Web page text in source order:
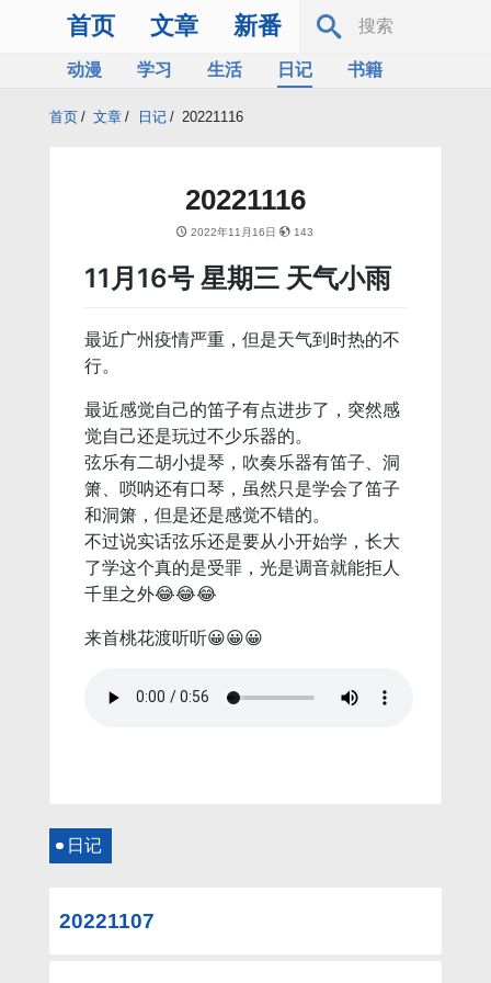
首页 文章 新番
动漫 学习 生活 日记
书籍
首页 / 文章 / 日记 / 20221116
20221116
2022年11月16日 143
11月16号 星期三 天气小雨
最近广州疫情严重，但是天气到时热的不
行。
最近感觉自己的笛子有点进步了，突然感
觉自己还是玩过不少乐器的。
弦乐有二胡小提琴，吹奏乐器有笛子、洞
箫、唢呐还有口琴，虽然只是学会了笛子
和洞箫，但是还是感觉不错的。
不过说实话弦乐还是要从小开始学，长大
了学这个真的是受罪，光是调音就能拒人
千里之外😂😂😂
来首桃花渡听听😀😀😀
日记
20221107